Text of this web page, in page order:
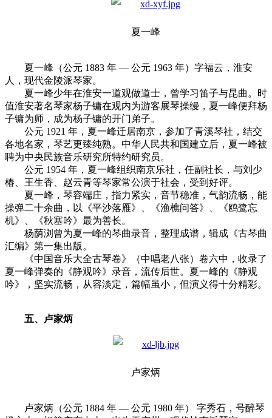
夏一峰
夏一峰（公元 1883 年 — 公元 1963 年）字福云，淮安
人，现代金陵派琴家。
夏一峰少年在淮安一道观做道士，曾学习笛子与昆曲。时
值淮安著名琴家杨子镛在观内为游客展琴操缦，夏一峰便拜杨
子镛为师，成为杨子镛的开门弟子。
公元 1921 年，夏一峰迁居南京，参加了青溪琴社，结交
各地名家，琴艺更臻纯熟。中华人民共和国建立后，夏一峰被
聘为中央民族音乐研究所特约研究员。
公元 1954 年，夏一峰组织南京乐社，任副社长，与刘少
椿、王生香、赵云青等琴家常公演于社会，受到好评。
夏一峰，琴容端庄，指力紧实，音节稳准，气韵流畅，能
操弹二十余曲，以《平沙落雁》、《渔樵问答》、《鸥鹭忘
机》、《秋塞吟》最为善长。
杨荫浏曾为夏一峰的琴曲录音，整理成谱，辑成《古琴曲
汇编》第一集出版。
《中国音乐大全古琴卷》（中唱老八张）卷六中，收录了
夏一峰弹奏的《静观吟》录音，流传后世。夏一峰的《静观
吟》，坚实流畅，从容淡定，篇幅虽小，但演义得十分精彩。
五、卢家炳
卢家炳
卢家炳（公元 1884 年 — 公元 1980 年） 字秀石，号醉琴